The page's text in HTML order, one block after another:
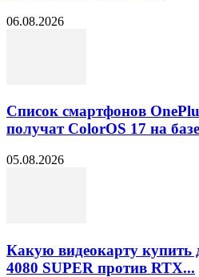
06.08.2026
Список смартфонов
получат ColorOS 17 на
05.08.2026
Какую видеокарту купить
4080 SUPER против RTX...